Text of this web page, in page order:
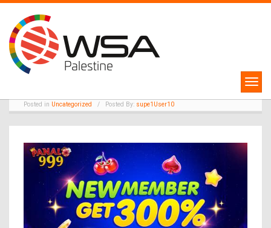
Beëdigen Clip En Beperken
Europese Unie Try It Now
Posted in Uncategorized / Posted By: supe1User10